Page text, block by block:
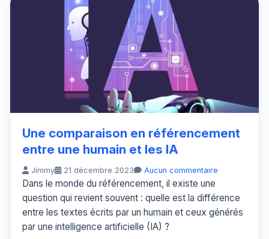
Une comparaison en référencement
entre une humain et les IA
Jimmy 21 décembre 2023 Aucun commentaire
Dans le monde du référencement, il existe une
question qui revient souvent : quelle est la différence
entre les textes écrits par un humain et ceux générés
par une intelligence artificielle (IA) ?